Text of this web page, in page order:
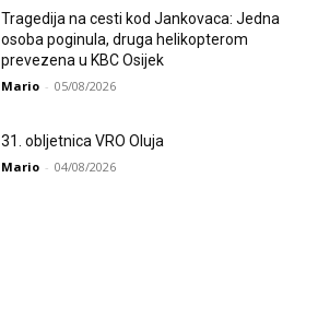
Tragedija na cesti kod Jankovaca: Jedna
osoba poginula, druga helikopterom
prevezena u KBC Osijek
Mario - 05/08/2026
31. obljetnica VRO Oluja
Mario - 04/08/2026